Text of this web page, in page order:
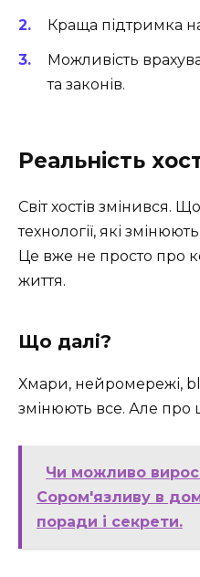
Краща підтримка
Можливість
та законів.
Реальність
Світ хостів змінився.
технології, які
Це вже не просто про
життя.
Що далі?
Хмари, нейромережі,
змінюють все. Але про
Чи можливо
Сором'язливу в
поради і секрети.